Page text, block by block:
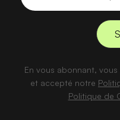
En vous abonnant,
et accepté notre
Politique de